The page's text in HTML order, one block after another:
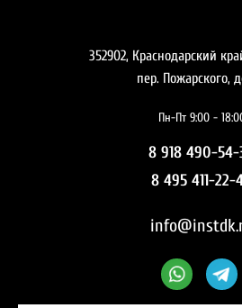
352902, Краснодарский
пер. Пожарского,
Пн-Пт 9:00 -
8 918 490-54-
8 495 411-22-